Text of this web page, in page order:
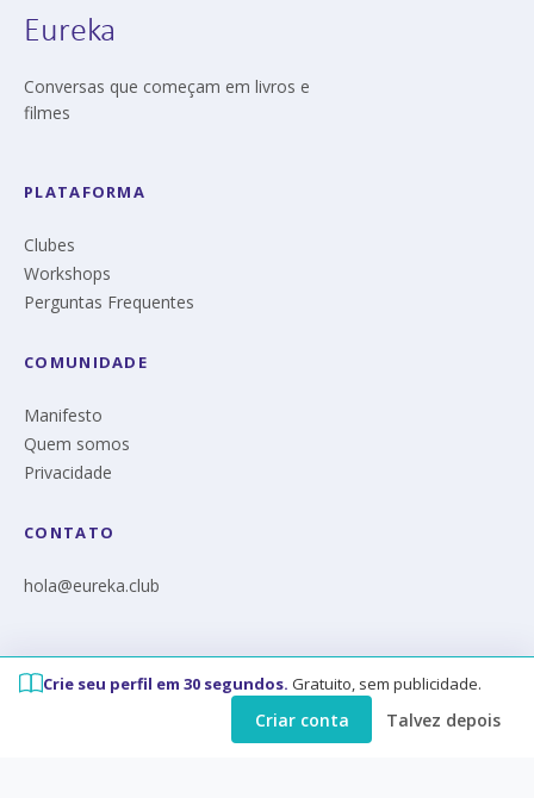
Eureka
Conversas que começam em livros e
filmes
PLATAFORMA
Clubes
Workshops
Perguntas Frequentes
COMUNIDADE
Manifesto
Quem somos
Privacidade
CONTATO
hola@eureka.club
© Eureka 2026
Crie seu perfil em 30 segundos. Gratuito, sem publicidade.
Criar conta Talvez depois